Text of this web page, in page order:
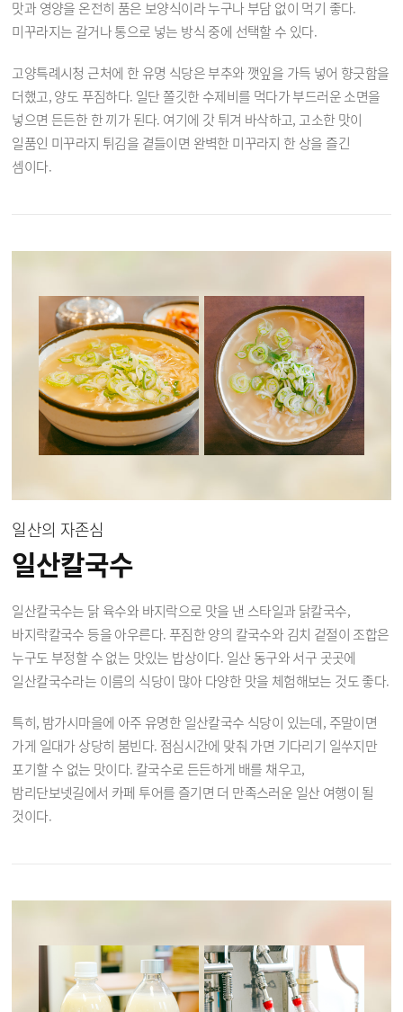
맛과 영양을 온전히 품은 보양식이라 누구나 부담 없이 먹기 좋다.
미꾸라지는 갈거나 통으로 넣는 방식 중에 선택할 수 있다.
고양특례시청 근처에 한 유명 식당은 부추와 깻잎을 가득 넣어 향긋함을
더했고, 양도 푸짐하다. 일단 쫄깃한 수제비를 먹다가 부드러운 소면을
넣으면 든든한 한 끼가 된다. 여기에 갓 튀겨 바삭하고, 고소한 맛이
일품인 미꾸라지 튀김을 곁들이면 완벽한 미꾸라지 한 상을 즐긴
셈이다.
일산의 자존심
일산칼국수
일산칼국수는 닭 육수와 바지락으로 맛을 낸 스타일과 닭칼국수,
바지락칼국수 등을 아우른다. 푸짐한 양의 칼국수와 김치 겉절이 조합은
누구도 부정할 수 없는 맛있는 밥상이다. 일산 동구와 서구 곳곳에
일산칼국수라는 이름의 식당이 많아 다양한 맛을 체험해보는 것도 좋다.
특히, 밤가시마을에 아주 유명한 일산칼국수 식당이 있는데, 주말이면
가게 일대가 상당히 붐빈다. 점심시간에 맞춰 가면 기다리기 일쑤지만
포기할 수 없는 맛이다. 칼국수로 든든하게 배를 채우고,
밤리단보넷길에서 카페 투어를 즐기면 더 만족스러운 일산 여행이 될
것이다.